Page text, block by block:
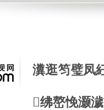
瀵逛笉璧凤
绋嶅悗灏